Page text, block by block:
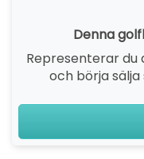
Denna
Representerar du
och börja